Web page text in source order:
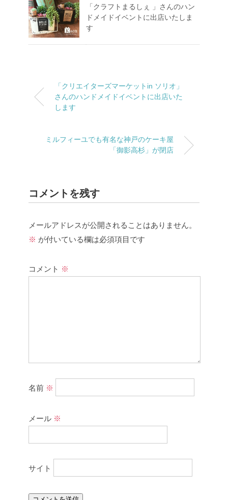
「クラフトまるしぇ 」さんのハン
ドメイドイベントに出店いたしま
す
「クリエイターズマーケットin ソリオ」
さんのハンドメイドイベントに出店いた
します
ミルフィーユでも有名な神戸のケーキ屋
「御影高杉」が閉店
コメントを残す
メールアドレスが公開されることはありません。
※ が付いている欄は必須項目です
コメント ※
名前 ※
メール ※
サイト